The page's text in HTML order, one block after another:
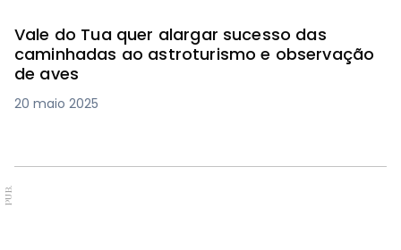
Vale do Tua quer alargar sucesso das
caminhadas ao astroturismo e observação
de aves
20 maio 2025
PUB.